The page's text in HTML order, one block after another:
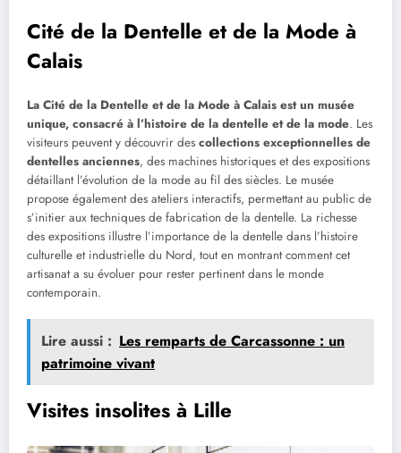
Cité de la Dentelle et de la Mode à
Calais
La Cité de la Dentelle et de la Mode à Calais est un musée
unique, consacré à l’histoire de la dentelle et de la mode. Les
visiteurs peuvent y découvrir des collections exceptionnelles de
dentelles anciennes, des machines historiques et des expositions
détaillant l’évolution de la mode au fil des siècles. Le musée
propose également des ateliers interactifs, permettant au public de
s’initier aux techniques de fabrication de la dentelle. La richesse
des expositions illustre l’importance de la dentelle dans l’histoire
culturelle et industrielle du Nord, tout en montrant comment cet
artisanat a su évoluer pour rester pertinent dans le monde
contemporain.
Lire aussi : Les remparts de Carcassonne : un
patrimoine vivant
Visites insolites à Lille